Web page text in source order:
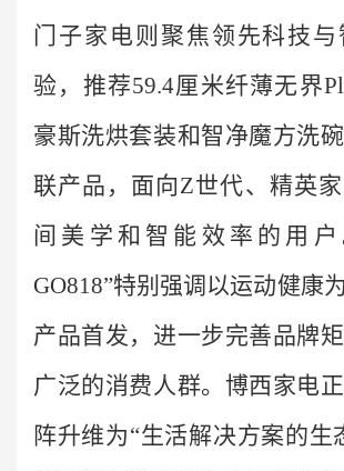
门子家电则聚焦领先科技
验，推荐59.4厘米纤薄无界
豪斯洗烘套装和智净魔方洗
联产品，面向Z世代、精英
间美学和智能效率的用
GO818”特别强调以运动健康
产品首发，进一步完善品牌
广泛的消费人群。博西家电
阵升维为“生活解决方案的生